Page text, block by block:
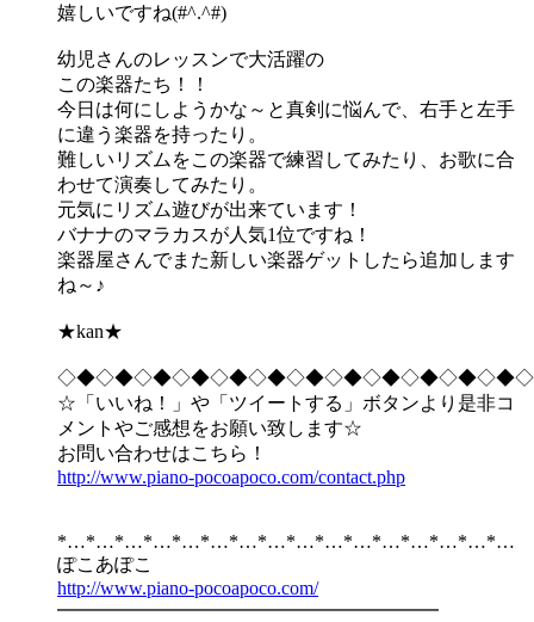
嬉しいですね(#^.^#)
幼児さんのレッスンで大活躍の
この楽器たち！！
今日は何にしようかな～と真剣に悩んで、右手と左手
に違う楽器を持ったり。
難しいリズムをこの楽器で練習してみたり、お歌に合
わせて演奏してみたり。
元気にリズム遊びが出来ています！
バナナのマラカスが人気1位ですね！
楽器屋さんでまた新しい楽器ゲットしたら追加します
ね～♪
★kan★
☆「いいね！」や「ツイートする」ボタンより是非コ
メントやご感想をお願い致します☆
お問い合わせはこちら！
http://www.piano-pocoapoco.com/contact.php
*…*…*…*…*…*…*…*…*…*…*…*…*…*…*…*…
ぽこあぽこ
http://www.piano-pocoapoco.com/
━━━━━━━━━━━━━━━━━━━━